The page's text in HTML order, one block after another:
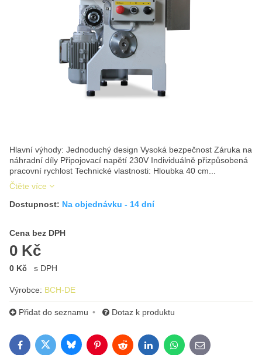
Hlavní výhody: Jednoduchý design Vysoká bezpečnost Záruka na
náhradní díly Připojovací napětí 230V Individuálně přizpůsobená
pracovní rychlost Technické vlastnosti: Hloubka 40 cm...
Čtěte více
Dostupnost: Na objednávku - 14 dní
Cena bez DPH
0 Kč
Cena s DPH
0 Kč s DPH
Výrobce: BCH-DE
Přidat do seznamu Dotaz k produktu
FacebookTwitterBlueskyPinterestRedditLinkedInWhatsApp
E-mail